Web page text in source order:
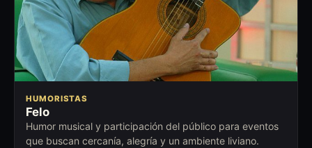
HUMORISTAS
Felo
Humor musical y participación del público para eventos
que buscan cercanía, alegría y un ambiente liviano.